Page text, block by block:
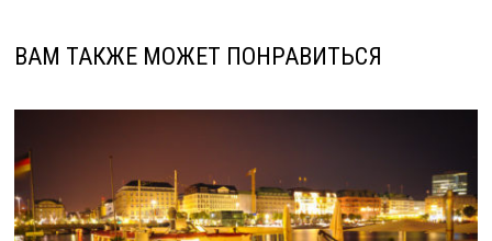
ВАМ ТАКЖЕ МОЖЕТ ПОНРАВИТЬСЯ